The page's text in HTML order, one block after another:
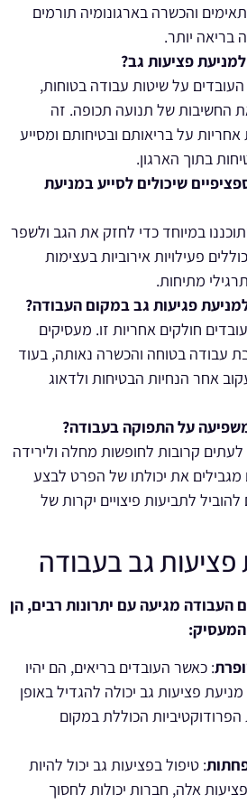
והכשרה בארגונומיה תורמים
בריאה יותר.
פציעות גב?
על שיטות עבודה בטוחות,
החשיבות של תנועה תכופה. זה
על בריאותם ובטיחותם ומסייע
בתוך הארגון.
שיכולים לסייע במניעת
במיוחד כדי לחזק את הגב ולשפר
פעילויות אירוביות בעצימות
מתיחות.
פגיעות גב במקום העבודה?
חולקים אחריות זו. מעסיקים
עבודה בטוחה והכשרה נאותה, בעוד
אחר הנחיות הבטיחות ולדאוג
על התפוקה בעבודה?
לעתים קרובות לחופשות מחלה ולירידה
מגבילים את יכולתו של הפרט לבצע
לתביעות פיצויים יקרות של
פציעות גב בעבודה
העבודה מגיעה עם יתרונות רבים, הן
המעסיק:
: כאשר העובדים בריאים, הם יהיו
מניעת פציעות גב יכולה להגדיל באופן
הכוללת במקום
: טיפול בפציעות גב יכול להיות
אלה, חברות יכולות לחסוך